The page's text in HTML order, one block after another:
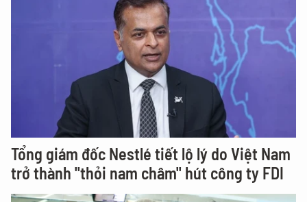
Tổng giám đốc Nestlé tiết lộ lý do Việt Nam
trở thành "thỏi nam châm" hút công ty FDI